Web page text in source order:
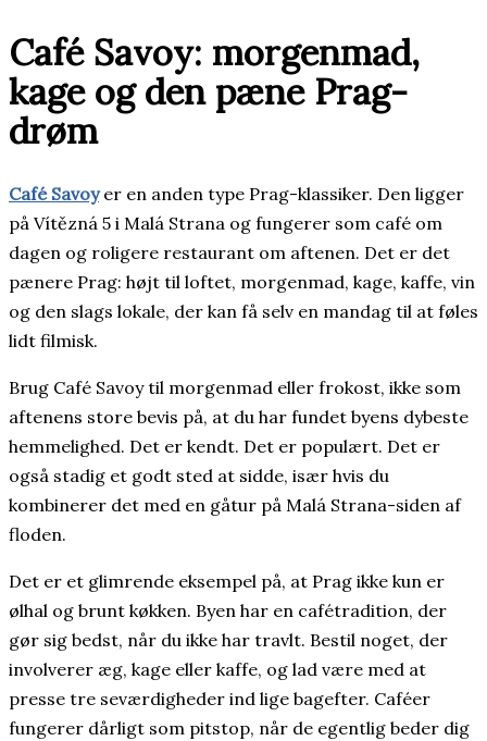
Café Savoy: morgenmad,
kage og den pæne Prag-
drøm
Café Savoyer en anden type Prag-klassiker. Den ligger
på Vítězná 5 i Malá Strana og fungerer som café om
dagen og roligere restaurant om aftenen. Det er det
pænere Prag: højt til loftet, morgenmad, kage, kaffe, vin
og den slags lokale, der kan få selv en mandag til at føles
lidt filmisk.
Brug Café Savoy til morgenmad eller frokost, ikke som
aftenens store bevis på, at du har fundet byens dybeste
hemmelighed. Det er kendt. Det er populært. Det er
også stadig et godt sted at sidde, især hvis du
kombinerer det med en gåtur på Malá Strana-siden af
floden.
Det er et glimrende eksempel på, at Prag ikke kun er
ølhal og brunt køkken. Byen har en cafétradition, der
gør sig bedst, når du ikke har travlt. Bestil noget, der
involverer æg, kage eller kaffe, og lad være med at
presse tre seværdigheder ind lige bagefter. Caféer
fungerer dårligt som pitstop, når de egentlig beder dig